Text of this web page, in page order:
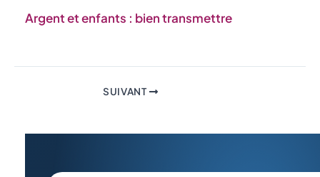
Argent et enfants : bien transmettre
SUIVANT